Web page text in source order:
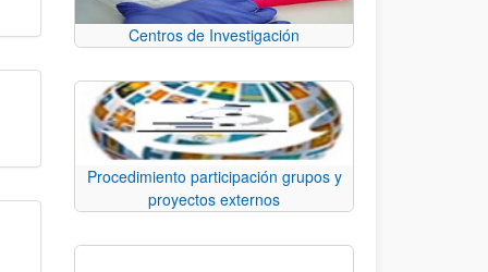
Centros de Investigación
Procedimiento participación grupos y
proyectos externos